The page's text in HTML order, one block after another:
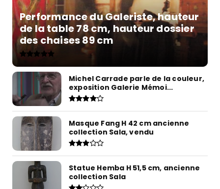
Performance du Galeriste, hauteur
de la table 78 cm, hauteur dossier
des chaises 89 cm
Michel Carrade parle de la couleur,
exposition Galerie Mémoi...
Masque Fang H 42 cm ancienne
collection Sala, vendu
Statue Hemba H 51,5 cm, ancienne
collection Sala